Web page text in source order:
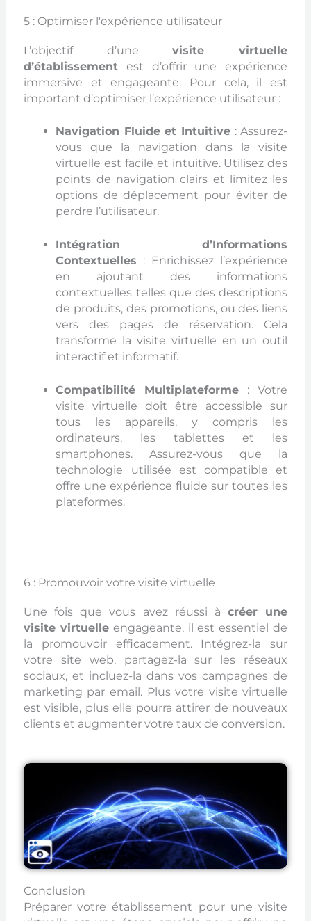
5 : Optimiser l'expérience utilisateur
L’objectif d’unevisite virtuelle
d’établissementest d’offrir une expérience
immersive et engageante. Pour cela, il est
important d’optimiser l’expérience utilisateur :
Navigation Fluide et Intuitive : Assurez-
vous que la navigation dans la visite
virtuelle est facile et intuitive. Utilisez des
points de navigation clairs et limitez les
options de déplacement pour éviter de
perdre l’utilisateur.
Intégration d’Informations
Contextuelles : Enrichissez l’expérience
en ajoutant des informations
contextuelles telles que des descriptions
de produits, des promotions, ou des liens
vers des pages de réservation. Cela
transforme la visite virtuelle en un outil
interactif et informatif.
Compatibilité Multiplateforme : Votre
visite virtuelle doit être accessible sur
tous les appareils, y compris les
ordinateurs, les tablettes et les
smartphones. Assurez-vous que la
technologie utilisée est compatible et
offre une expérience fluide sur toutes les
plateformes.
6 : Promouvoir votre visite virtuelle
Une fois que vous avez réussi à créer une
visite virtuelleengageante, il est essentiel de
la promouvoir efficacement. Intégrez-la sur
votre site web, partagez-la sur les réseaux
sociaux, et incluez-la dans vos campagnes de
marketing par email. Plus votre visite virtuelle
est visible, plus elle pourra attirer de nouveaux
clients et augmenter votre taux de conversion.
Conclusion
Préparer votre établissement pour une visite